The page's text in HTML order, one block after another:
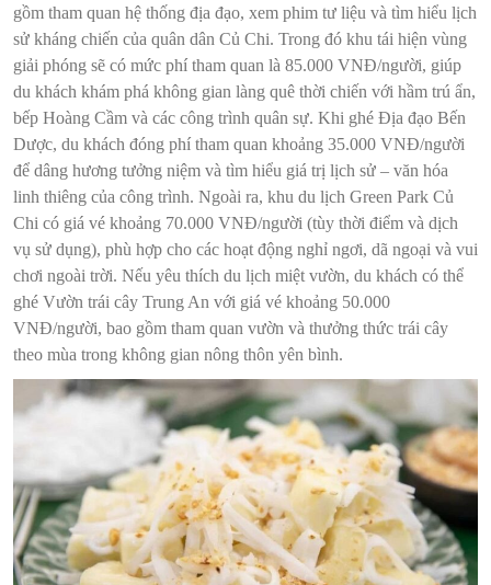
gồm tham quan hệ thống địa đạo, xem phim tư liệu và tìm hiểu lịch
sử kháng chiến của quân dân Củ Chi. Trong đó khu tái hiện vùng
giải phóng sẽ có mức phí tham quan là 85.000 VNĐ/người, giúp
du khách khám phá không gian làng quê thời chiến với hầm trú ẩn,
bếp Hoàng Cầm và các công trình quân sự. Khi ghé Địa đạo Bến
Dược, du khách đóng phí tham quan khoảng 35.000 VNĐ/người
để dâng hương tưởng niệm và tìm hiểu giá trị lịch sử – văn hóa
linh thiêng của công trình. Ngoài ra, khu du lịch Green Park Củ
Chi có giá vé khoảng 70.000 VNĐ/người (tùy thời điểm và dịch
vụ sử dụng), phù hợp cho các hoạt động nghỉ ngơi, dã ngoại và vui
chơi ngoài trời. Nếu yêu thích du lịch miệt vườn, du khách có thể
ghé Vườn trái cây Trung An với giá vé khoảng 50.000
VNĐ/người, bao gồm tham quan vườn và thưởng thức trái cây
theo mùa trong không gian nông thôn yên bình.